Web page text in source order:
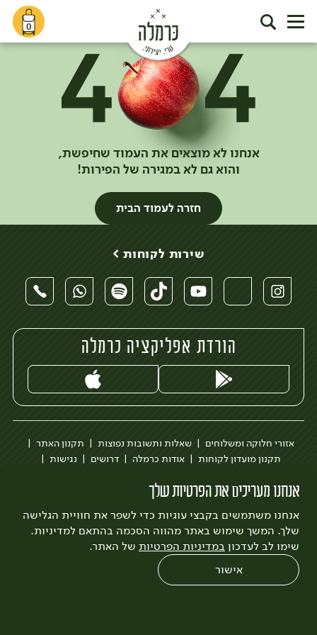
0
אנחנו לא מוצאים את העמוד שחיפשת,
והוא גם לא במגירה של הפירות!
חזרה לעמוד הבית
אנחנו מעריכים את הפרטיות שלך
אנחנו משתמשים בקבצי עוגיות כדי לשפר את חוויית הגלישה
שלך. המשך שימוש באתר מהווה הסכמה בהתאם למדיניות.
שימו לב לעדכון במדיניות הפרטיות של האתר.
אישור
שירות לקוחות >
הורדת אפליקציה כרמלה
אזורי חלוקה ומשלוחים שאלות ותשובות נפוצות
תקנון האתר
תקנון מועדון לקוחות
אודות כרמלה דרושים
נגישות
לצפייה בעדכון מדיניות פרטיות
עיצוב:3bears פיתוח:Quatro